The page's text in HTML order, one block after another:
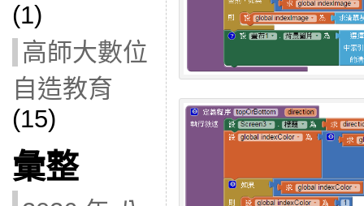
(1)
高師大數位
自造教育
(15)
彙整